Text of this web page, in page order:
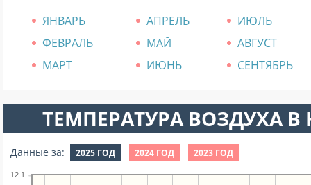
ЯНВАРЬ АПРЕЛЬ
ИЮЛЬ
ФЕВРАЛЬ
МАЙ
АВГУСТ
МАРТ
ИЮНЬ СЕНТЯБРЬ
ТЕМПЕРАТУРА ВОЗДУХА В
Данные за: 2025 ГОД 2024 ГОД 2023 ГОД
12.1